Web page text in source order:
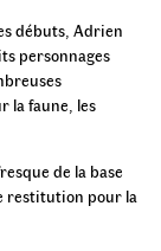
débuts, Adrien
personnages
la faune, les
de la base
restitution pour la